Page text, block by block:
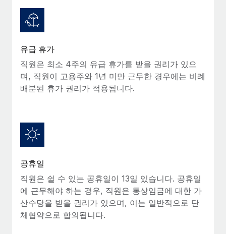
신원 조사
채용 후보자 심사 프로세스 간소화
Compliance Watchtower
기기 관리
전 세계 IT 장비 제공 및 추적 관리
법인 설립을 빠르고 준법적으로 지원
글로벌 인재 이동 및 전근
직원 해외 이전을 간편하게 처리
복리후생
손쉬운 직원 복리후생 관리
사례 연구
모든 리소스 보기
글로벌 급여
EOR 및 PEO
세금
블로그
Remote 제품 관련 소식: Gusto 및 Xero와의 통합과
유급 휴가
직원은 최소 4주의 유급 휴가를 받을 권리가 있으
며, 직원이 고용주와 1년 미만 근무한 경우에는 비례
배분된 휴가 권리가 적용됩니다.
공휴일
직원은 쉴 수 있는 공휴일이 13일 있습니다. 공휴일
에 근무해야 하는 경우, 직원은 통상임금에 대한 가
산수당을 받을 권리가 있으며, 이는 일반적으로 단
체협약으로 합의됩니다.